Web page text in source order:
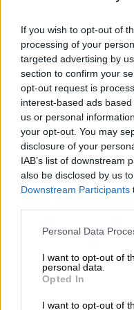
If you wish to opt-out of
processing of your
targeted advertising by
section to confirm your
opt-out request is
interest-based ads
us or personal
your opt-out. You may
disclosure of your
IAB’s list of downstream
also be disclosed by us
Downstream Participants
Please note that this
not limited to your visit
grant or deny consent to
use your data for below
consent section.
Personal Data
I want to opt-out of
personal data.
Opted In
I want to opt-out of
αυστηροποιήθηκε,
πήγε από 1-5 έτη
Ειδικότερα:
ΝΕΟΣ ΠΟΙΝΙΚΟΣ
με ανήλικο που
αμοιβή ή με άλλα
ασελγής πράξη
προκαλείται από
δεκατέσσερα έτη,
τριών ετών και
ΠΑΛΙΟΣ ΠΟΙΝΙΚΟΣ
πράξη με ανήλικο